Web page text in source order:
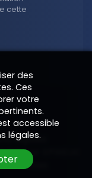
cette
légales
par
cookies
des
Ces
votre
accessible
légales.